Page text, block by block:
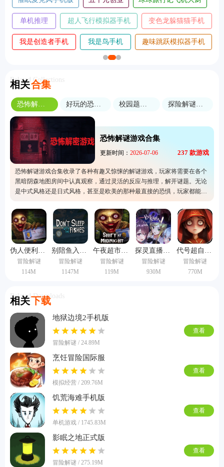
单机推理
杀
超人飞行模拟器手机
版
变色龙躲猫猫手机
版
我是创造者手机
我是鸟手机
版
趣味跳跃模拟器手机
相关合集
Related Collections
恐怖解谜游戏合集 好玩的恐怖游戏合集 校园题材游戏合集 探险解谜类游戏合集
恐怖解谜游戏合集
更新时间： 2026-07-06 237 款游戏
恐怖解谜游戏合集收录了各种有趣又惊悚的解谜游戏，玩家将需要在各个
黑暗阴森地图房间中认真观察，通过灵活的反应与推理，解开谜题。无论
是中式风格还是日式风格，甚至是欧美的那种最直接的恐惧，玩家都能在
合集内找到并进行下载，这类游戏的设计非常的真实，只要玩家一进入游
戏就会不知不觉的被直接带入进游戏的场景里面。
伪人便利店汉化版
冒险解谜
114M
别陪鱼入眠中文版
冒险解谜
1147M
午夜超市恐怖游戏
冒险解谜
119M
探灵直播2手机版
冒险解谜
930M
代号超自然旧版本
冒险解谜
770M
相关下载
Related Downloads
地狱边境2手机版
冒险解谜 / 24.89M
查看
烹饪冒险国际服
模拟经营 / 209.76M
查看
饥荒海难手机版
单机游戏 / 1745.83M
查看
影眠之地正式版
冒险解谜 / 275.19M
查看